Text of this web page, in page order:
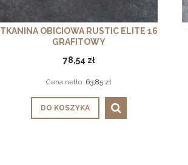
TKANINA OBICIOWA RUSTIC ELITE 16
GRAFITOWY
78,54 zł
Cena netto: 63,85 zł
DO KOSZYKA